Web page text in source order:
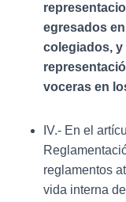
egresados
colegiados, y
voceras en
IV.- En el
reglamentos
vida interna